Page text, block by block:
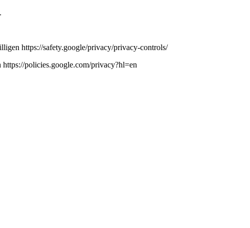
https://safety.google/privacy/privacy-controls/
policies.google.com/privacy?hl=en